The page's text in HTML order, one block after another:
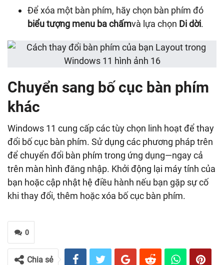
Để xóa một bàn phím, hãy chọn bàn phím đó
biểu tượng menu ba chấmvà lựa chọn Di dời.
Chuyển sang bố cục bàn phím
khác
Windows 11 cung cấp các tùy chọn linh hoạt để thay
đổi bố cục bàn phím. Sử dụng các phương pháp trên
để chuyển đổi bàn phím trong ứng dụng—ngay cả
trên màn hình đăng nhập. Khởi động lại máy tính của
bạn hoặc cập nhật hệ điều hành nếu bạn gặp sự cố
khi thay đổi, thêm hoặc xóa bố cục bàn phím.
0
Chia sẻ